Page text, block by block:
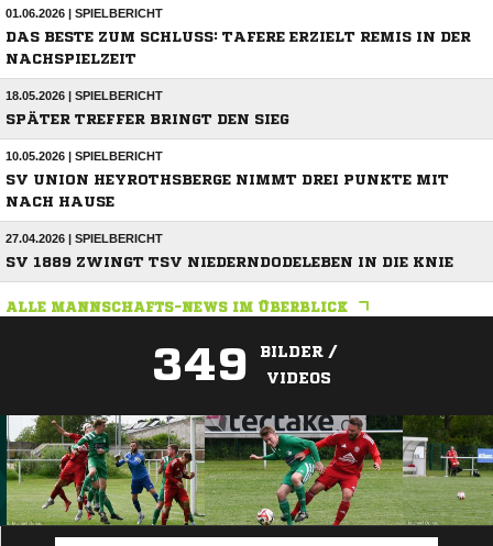
01.06.2026 | SPIELBERICHT
DAS BESTE ZUM SCHLUSS: TAFERE ERZIELT REMIS IN DER
NACHSPIELZEIT
18.05.2026 | SPIELBERICHT
SPÄTER TREFFER BRINGT DEN SIEG
10.05.2026 | SPIELBERICHT
SV UNION HEYROTHSBERGE NIMMT DREI PUNKTE MIT
NACH HAUSE
27.04.2026 | SPIELBERICHT
SV 1889 ZWINGT TSV NIEDERNDODELEBEN IN DIE KNIE
ALLE MANNSCHAFTS-NEWS IM ÜBERBLICK
349
BILDER /
VIDEOS
ANZEIGE